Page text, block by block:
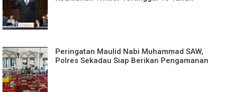
Peringatan Maulid Nabi Muhammad SAW,
Polres Sekadau Siap Berikan Pengamanan